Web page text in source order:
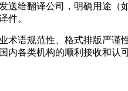
给翻译公司，明确用途（
件。
语规范性、格式排版严谨
各类机构的顺利接收和认